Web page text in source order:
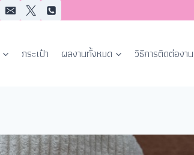
กระเป๋า ผลงานทั้งหมด วิธีการติดต่องาน